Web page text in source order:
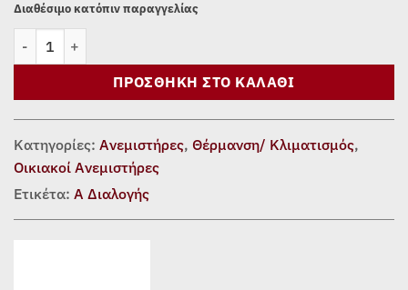
Διαθέσιμο κατόπιν παραγγελίας
ΑΝΕΜΙΣΤΗΡΑΣ ΔΑΠΕΔΟΥ MORRIS MFS-16257 ποσότητα
ΠΡΟΣΘΉΚΗ ΣΤΟ ΚΑΛΆΘΙ
Κατηγορίες: Ανεμιστήρες, Θέρμανση/ Κλιματισμός,
Οικιακοί Ανεμιστήρες
Ετικέτα: Α Διαλογής